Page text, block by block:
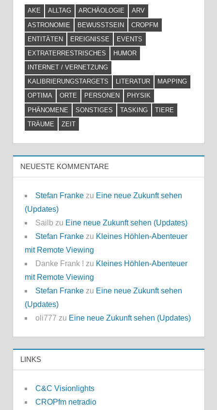
AKE ALLTAG ARCHÄOLOGIE
ARV
ASTRONOMIE
BEWUSSTSEIN
CROPFM
ENTITÄTEN
EREIGNISSE
EVENTS
EXTRATERRESTRISCHES
HUMOR
INTERNET / VERNETZUNG
KALIBRIERUNGSTARGETS
LITERATUR
MAPPING
OPTIMA
ORTE PERSONEN
PHYSIK
PHÄNOMENE
SONSTIGES TASKING
TIERE
TRÄUME
ZEIT
NEUESTE KOMMENTARE
Stefan Frankezu Eine neue Zukunft sehen
(Updates)
Sailb zu Eine neue Zukunft sehen (Updates)
Stefan Frankezu Kleines Höhlen-Abenteuer
mit Remote Viewing
Danke Frank ! zu Kleines Höhlen-Abenteuer
mit Remote Viewing
Stefan Frankezu Eine neue Zukunft sehen
(Updates)
oli777 zu Eine neue Zukunft sehen (Updates)
LINKS
C&C Visionlights
CROPfm netradio